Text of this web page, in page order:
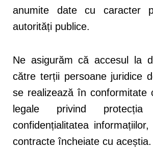
anumite date cu caracter
autorități publice.
Ne asigurăm că accesul la
către terții persoane juridice
se realizează în conformitate
legale privind
confidențialitatea
contracte încheiate cu aceștia.